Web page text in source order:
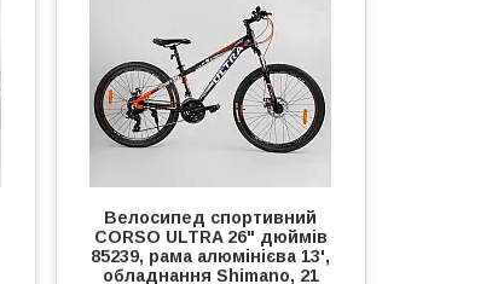
Велосипед спортивний
CORSO ULTRA 26" дюймів
85239, рама алюмінієва 13',
обладнання Shimano, 21